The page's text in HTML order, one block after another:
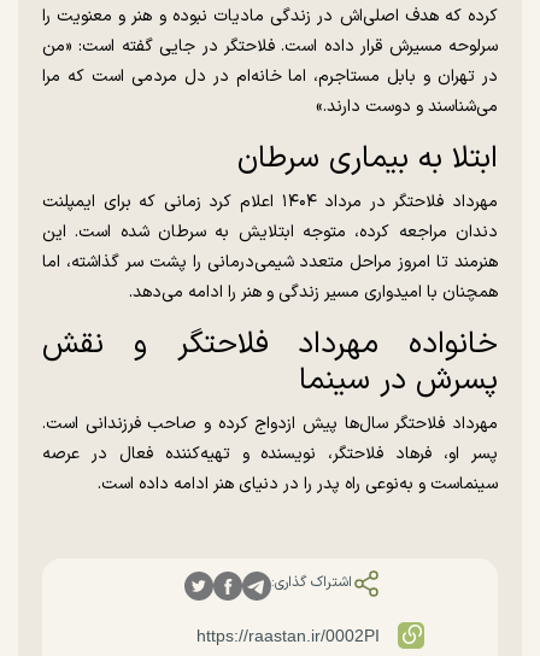
کرده که هدف اصلی‌اش در زندگی مادیات نبوده و هنر و معنویت را
سرلوحه مسیرش قرار داده است. فلاحتگر در جایی گفته است: «من
در تهران و بابل مستاجرم، اما خانه‌ام در دل مردمی است که مرا
می‌شناسند و دوست دارند.»
ابتلا به بیماری سرطان
مهرداد فلاحتگر در مرداد ۱۴۰۴ اعلام کرد زمانی که برای ایمپلنت
دندان مراجعه کرده، متوجه ابتلایش به سرطان شده است. این
هنرمند تا امروز مراحل متعدد شیمی‌درمانی را پشت سر گذاشته، اما
همچنان با امیدواری مسیر زندگی و هنر را ادامه می‌دهد.
خانواده مهرداد فلاحتگر و نقش
پسرش در سینما
مهرداد فلاحتگر سال‌ها پیش ازدواج کرده و صاحب فرزندانی است.
پسر او، فرهاد فلاحتگر، نویسنده و تهیه‌کننده فعال در عرصه
سینماست و به‌نوعی راه پدر را در دنیای هنر ادامه داده است.
اشتراک گذاری: